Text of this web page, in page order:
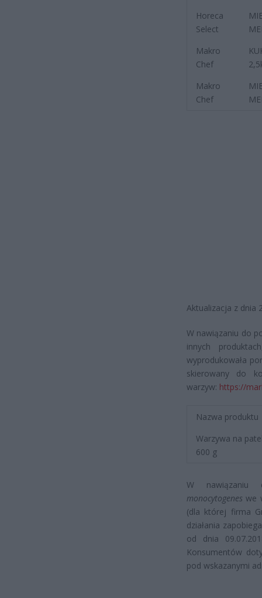
Horeca
Select
Makro
Chef
Makro
Chef
Aktualizacja z dnia
W nawiązaniu do
innych
wyprodukowała
skierowany do
warzyw: https://
Nazwa produktu
Warzywa na
600 g
W nawiązaniu
monocytogenes we
(dla której firma
działania
od dnia
Konsumentów
pod wskazanymi